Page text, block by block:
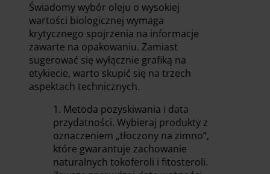
Świadomy wybór oleju o wysokiej
wartości biologicznej wymaga
krytycznego spojrzenia na informacje
zawarte na opakowaniu. Zamiast
sugerować się wyłącznie grafiką na
etykiecie, warto skupić się na trzech
aspektach technicznych.
Metoda pozyskiwania i data
przydatności. Wybieraj produkty z
oznaczeniem „tłoczony na zimno”,
które gwarantuje zachowanie
naturalnych tokoferoli i fitosteroli.